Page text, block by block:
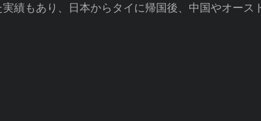
績もあり、日本からタイに帰国後、中国やオー